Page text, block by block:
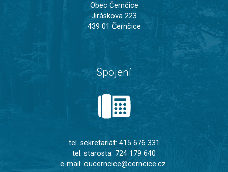
Obec Černčice
Jiráskova 223
439 01 Černčice
Spojení
tel. sekretariát: 415 676 331
tel. starosta: 724 179 640
e-mail: oucerncice@cerncice.cz